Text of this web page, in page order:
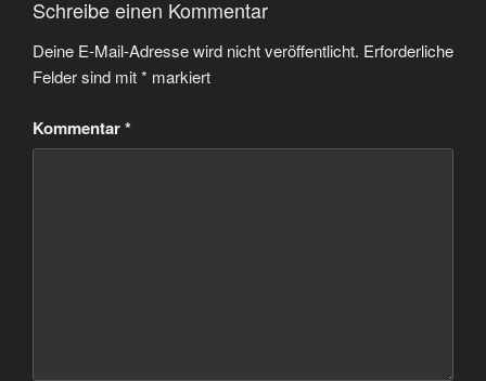
Schreibe einen Kommentar
Deine E-Mail-Adresse wird nicht veröffentlicht. Erforderliche
Felder sind mit* markiert
Kommentar*